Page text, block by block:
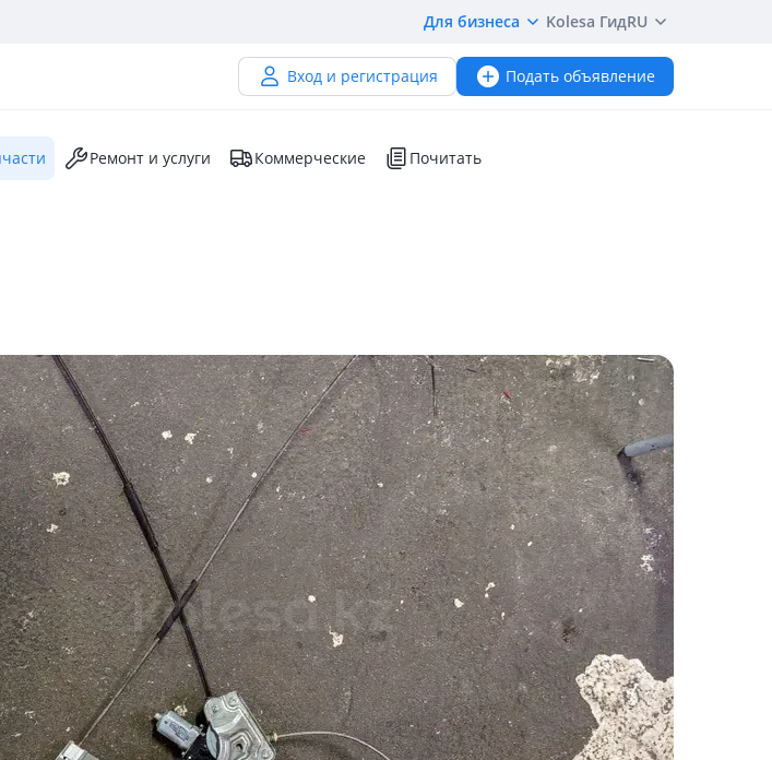
Для бизнеса Kolesa ГидRU
Вход и регистрация Подать объявление
Ремонт и услуги Коммерческие Почитать